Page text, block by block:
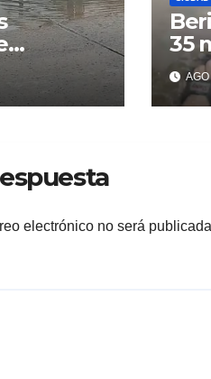
en
de
calle 14
35
los
electrónico no será